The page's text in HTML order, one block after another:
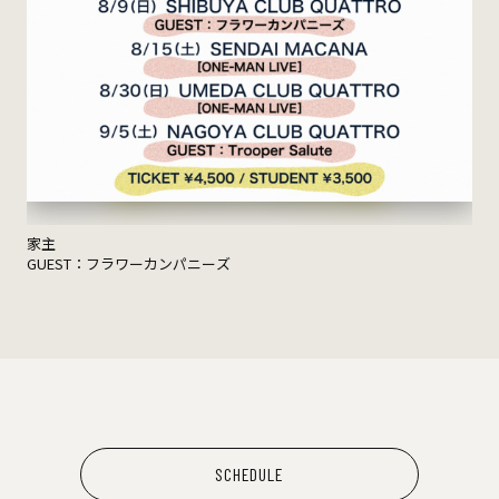
家主
GUEST：フラワーカンパニーズ
SCHEDULE